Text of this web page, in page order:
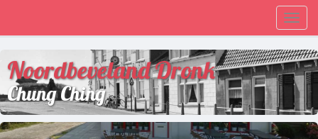
Noordbeveland Dronk
Chung Ching